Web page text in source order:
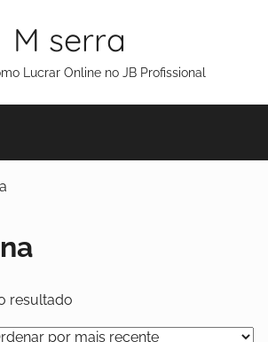
M serra
Lucrar Online no JB Profissional
resultado